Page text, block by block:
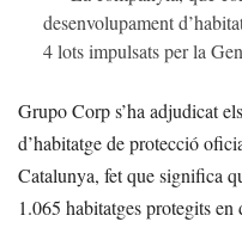
desenvolupament
4 lots impulsats per la
Grupo Corp s’ha adjudicat
d’habitatge de protecció
Catalunya, fet que significa
1.065 habitatges protegits